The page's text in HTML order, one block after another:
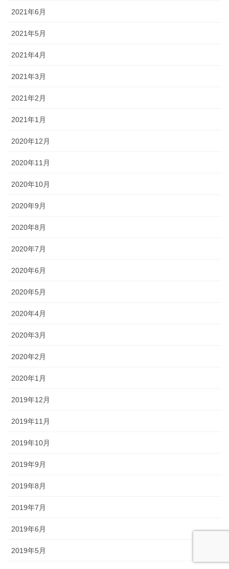
2021年6月
2021年5月
2021年4月
2021年3月
2021年2月
2021年1月
2020年12月
2020年11月
2020年10月
2020年9月
2020年8月
2020年7月
2020年6月
2020年5月
2020年4月
2020年3月
2020年2月
2020年1月
2019年12月
2019年11月
2019年10月
2019年9月
2019年8月
2019年7月
2019年6月
2019年5月